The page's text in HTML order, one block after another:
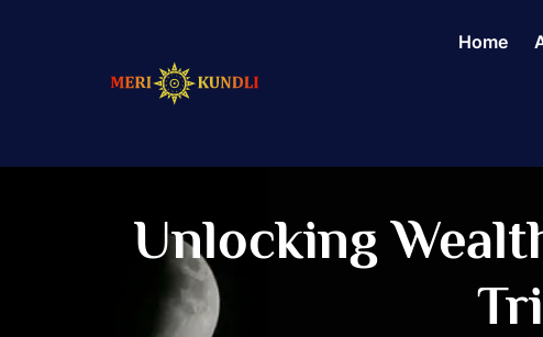
Home
Unlocking